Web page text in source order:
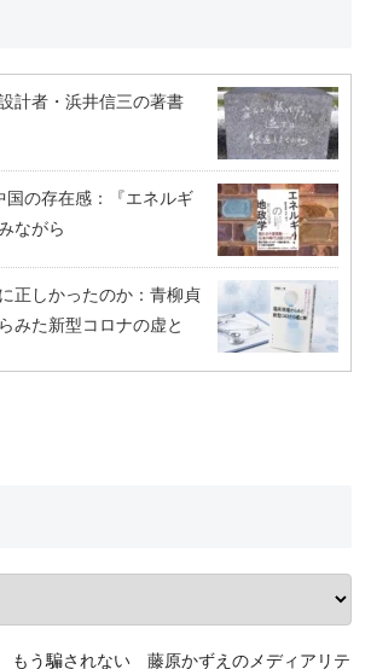
計者・浜井信三の著書
国の存在感：『エネルギ
ながら
正しかったのか：青柳貞
みた新型コロナの虚と
もう騙されない 藤原かずえのメディアリテ